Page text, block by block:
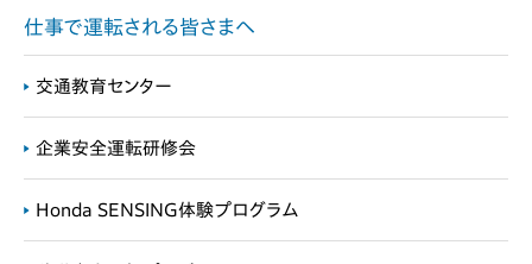
仕事で運転される皆さまへ
交通教育センター
企業安全運転研修会
Honda SENSING体験プログラム